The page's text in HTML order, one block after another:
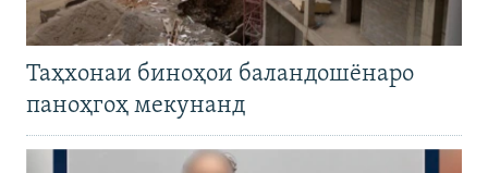
Таҳхонаи биноҳои баландошёнаро
паноҳгоҳ мекунанд